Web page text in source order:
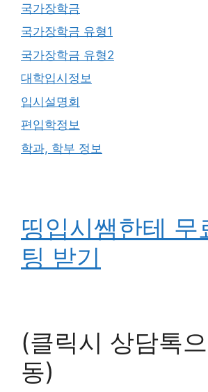
국가장학금
국가장학금 유형1
국가장학금 유형2
대학입시정보
입시설명회
편입학정보
학과, 학부 정보
띵입시쌤한테 무
팅 받기
(클릭시 상담톡
동)